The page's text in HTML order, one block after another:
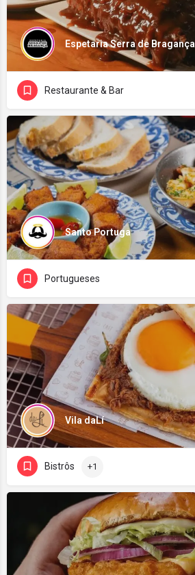
Espetaria Serra de Bragança
Restaurante & Bar
Santo Portuga
Portugueses
Vila daLí
Bistrôs +1